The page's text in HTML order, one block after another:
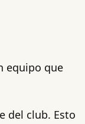
equipo que
del club. Esto